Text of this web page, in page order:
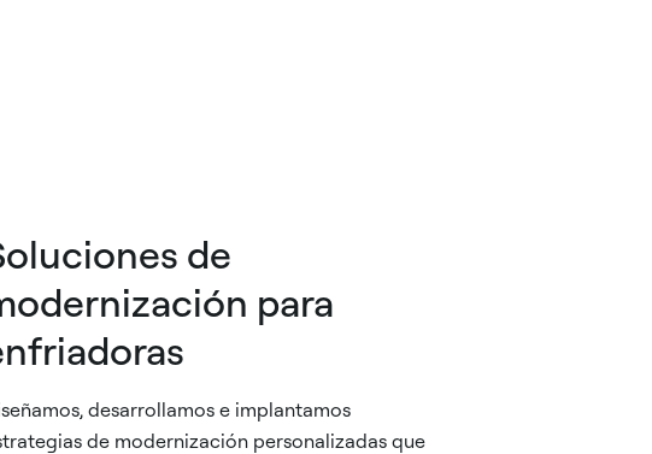
de
para
desarrollamos e implantamos
de modernización personalizadas que